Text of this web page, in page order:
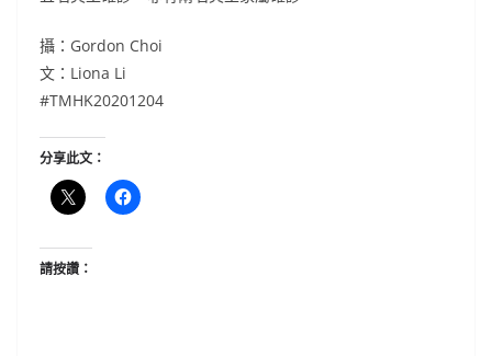
攝：Gordon Choi
文：Liona Li
#TMHK20201204
分享此文：
請按讚：